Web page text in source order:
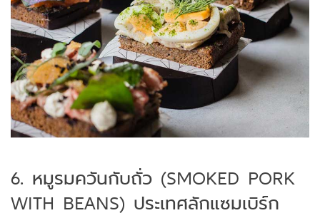
6. หมูรมควันกับถั่ว (SMOKED PORK
WITH BEANS) ประเทศลักแซมเบิร์ก